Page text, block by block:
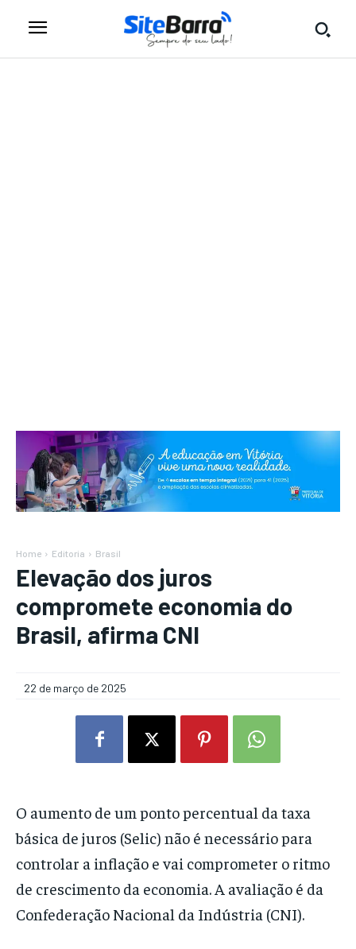
Home Editoria Brasil
Elevação dos juros
compromete economia do
Brasil, afirma CNI
22 de março de 2025
O aumento de um ponto percentual da taxa
básica de juros (Selic) não é necessário para
controlar a inflação e vai comprometer o ritmo
de crescimento da economia. A avaliação é da
Confederação Nacional da Indústria (CNI).